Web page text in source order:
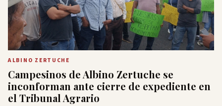
ALBINO ZERTUCHE
Campesinos de Albino Zertuche se
inconforman ante cierre de expediente en
el Tribunal Agrario